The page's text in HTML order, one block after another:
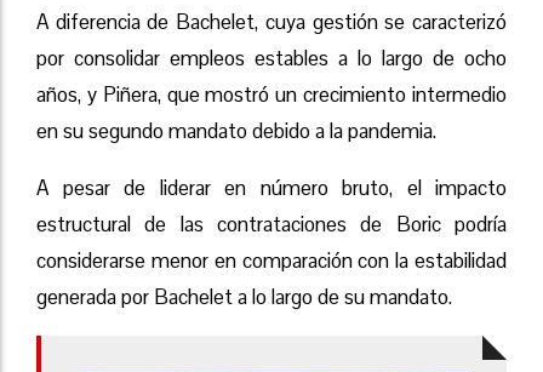
A diferencia de Bachelet, cuya gestión se caracterizó
por consolidar empleos estables a lo largo de ocho
años, y Piñera, que mostró un crecimiento intermedio
en su segundo mandato debido a la pandemia.
A pesar de liderar en número bruto, el impacto
estructural de las contrataciones de Boric podría
considerarse menor en comparación con la estabilidad
generada por Bachelet a lo largo de su mandato.